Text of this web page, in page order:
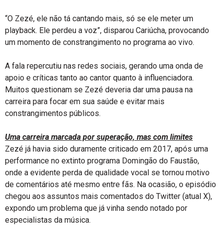
“O Zezé, ele não tá cantando mais, só se ele meter um
playback. Ele perdeu a voz”, disparou Cariúcha, provocando
um momento de constrangimento no programa ao vivo.
A fala repercutiu nas redes sociais, gerando uma onda de
apoio e críticas tanto ao cantor quanto à influenciadora.
Muitos questionam se Zezé deveria dar uma pausa na
carreira para focar em sua saúde e evitar mais
constrangimentos públicos.
Uma carreira marcada por superação, mas com limites
Zezé já havia sido duramente criticado em 2017, após uma
performance no extinto programa Domingão do Faustão,
onde a evidente perda de qualidade vocal se tornou motivo
de comentários até mesmo entre fãs. Na ocasião, o episódio
chegou aos assuntos mais comentados do Twitter (atual X),
expondo um problema que já vinha sendo notado por
especialistas da música.